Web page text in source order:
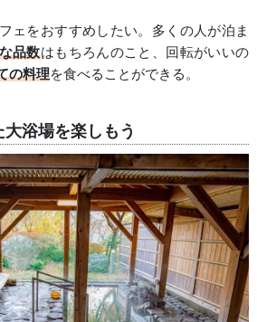
ェをおすすめしたい。多くの人が泊ま
品数はもちろんのこと、回転がいいの
の料理を食べることができる。
浴場を楽しもう